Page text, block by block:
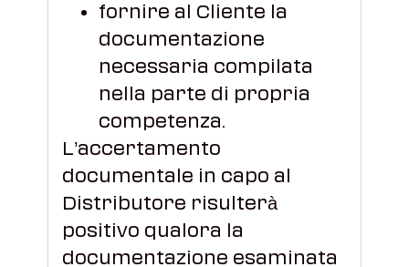
fornire al Cliente la
documentazione
necessaria compilata
nella parte di propria
competenza.
L’accertamento
documentale in capo al
Distributore risulterà
positivo qualora la
documentazione esaminata